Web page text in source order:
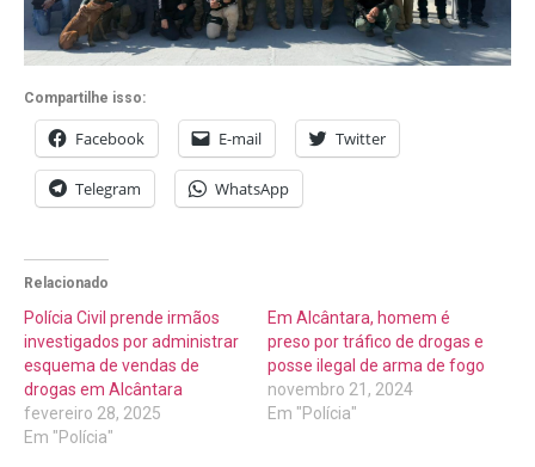
Compartilhe isso:
Facebook E-mail Twitter
Telegram WhatsApp
Relacionado
Polícia Civil prende irmãos
investigados por administrar
esquema de vendas de
drogas em Alcântara
fevereiro 28, 2025
Em "Polícia"
Em Alcântara, homem é
preso por tráfico de drogas e
posse ilegal de arma de fogo
novembro 21, 2024
Em "Polícia"